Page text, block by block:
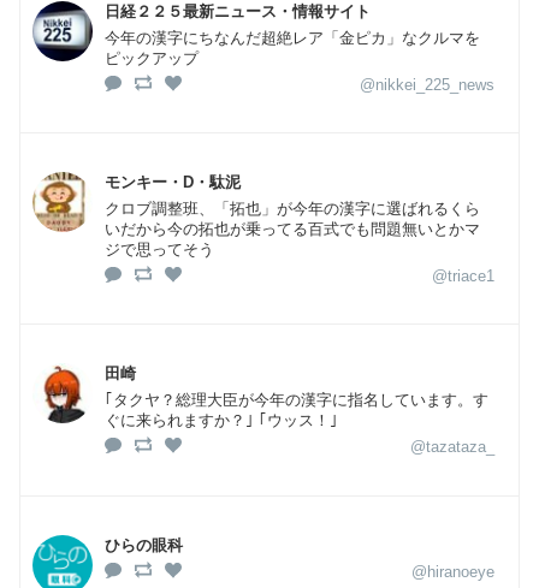
日経２２５最新ニュース・情報サイト
今年の漢字にちなんだ超絶レア「金ピカ」なクルマを
ピックアップ
@nikkei_225_news
モンキー・D・駄泥
クロブ調整班、「拓也」が今年の漢字に選ばれるくら
いだから今の拓也が乗ってる百式でも問題無いとかマ
ジで思ってそう
@triace1
田崎
｢タクヤ？総理大臣が今年の漢字に指名しています。す
ぐに来られますか？｣ ｢ウッス！｣
@tazataza_
ひらの眼科
@hiranoeye